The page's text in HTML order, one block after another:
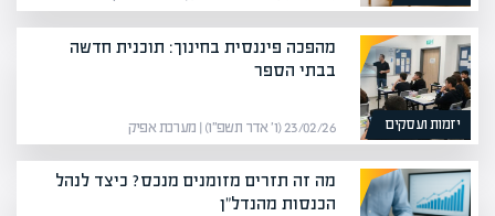
יזמות ועסקים
מהפכה פיננסית בחינוך: תוכנית חדשה
בבתי הספר
23/02/26 (ו׳ אדר תשפ״ו) | מערכת אפיק
מה זה תזרים מזומנים מנכס? כיצד לנהל
הכנסות מהנדל"ן